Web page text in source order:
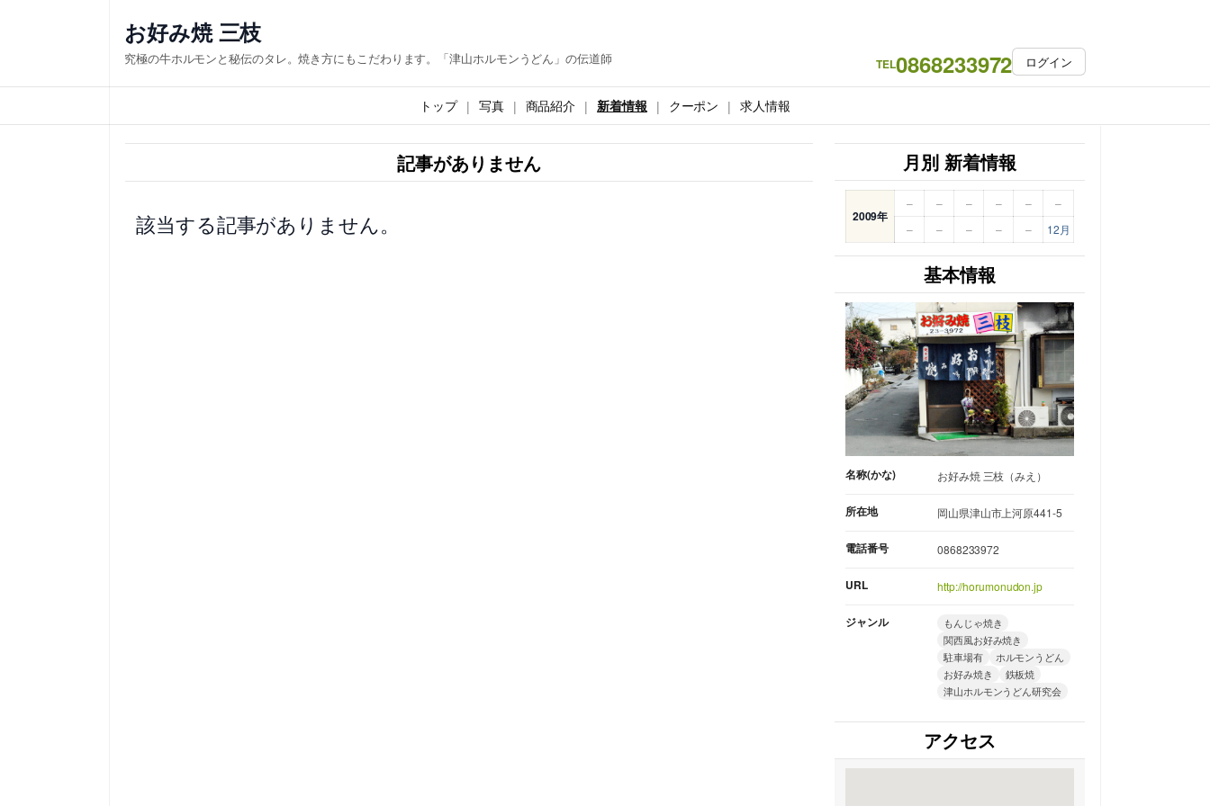
ス
キ
お好み焼 三枝
究極の牛ホルモンと秘伝のタレ。焼き方にもこだわります。「津山ホルモンうどん」の伝道師 TEL0868233972 ログイン
トップ 写真 商品紹介 新着情報 クーポン 求人情報
記事がありません
該当する記事がありません。
月別 新着情報
2009年
– – – – –
–
–
– – – – 12月
基本情報
名称(かな) お好み焼 三枝（みえ）
所在地 岡山県津山市上河原441-5
電話番号 0868233972
URL http://horumonudon.jp
ジャンル
もんじゃ焼き
関西風お好み焼き
駐車場有
ホルモンうどん
お好み焼き
鉄板焼
津山ホルモンうどん研究会
アクセス